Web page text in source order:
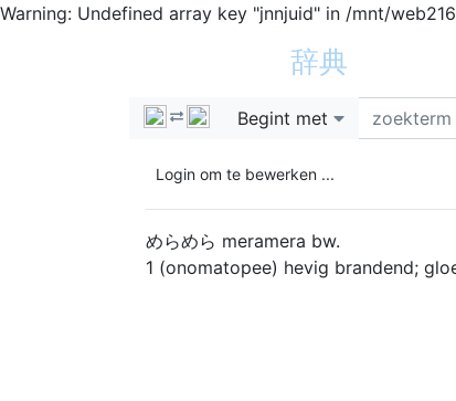
Warning: Undefined array key "jnnjuid" in /mnt/
辞典
Begint met
Login om te bewerken ...
めらめら meramera bw.
1 (onomatopee) hevig brandend;